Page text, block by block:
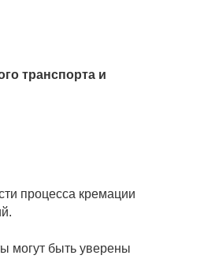
транспорта и
процесса кремации
могут быть уверены